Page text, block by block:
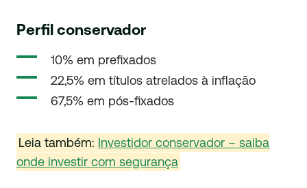
Perfil conservador
10% em prefixados
22,5% em títulos atrelados à inflação
67,5% em pós-fixados
Leia também: Investidor conservador – saiba
onde investir com segurança